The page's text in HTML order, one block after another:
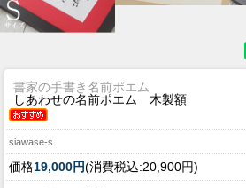
書家の手書き名前ポエム
しあわせの名前ポエム 木製額
siawase-s
価格19,000円(消費税込:20,900円)